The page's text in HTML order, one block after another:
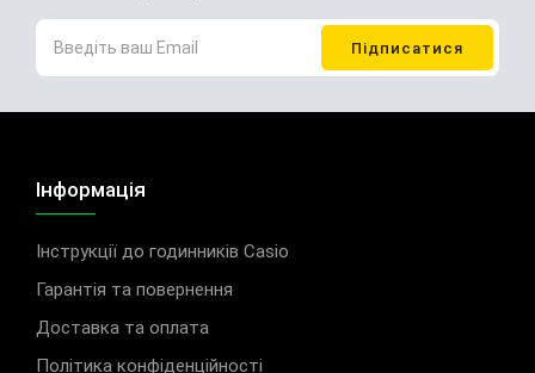
Інформація
Інструкції до годинників Casio
Гарантія та повернення
Доставка та оплата
Політика конфіденційності